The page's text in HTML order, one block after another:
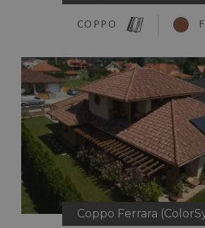
COPPO
Coppo Ferrara